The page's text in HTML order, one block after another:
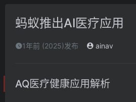
蚂蚁推出AI医疗应用
1年前 (2025)发布 ainav
AQ医疗健康应用解析